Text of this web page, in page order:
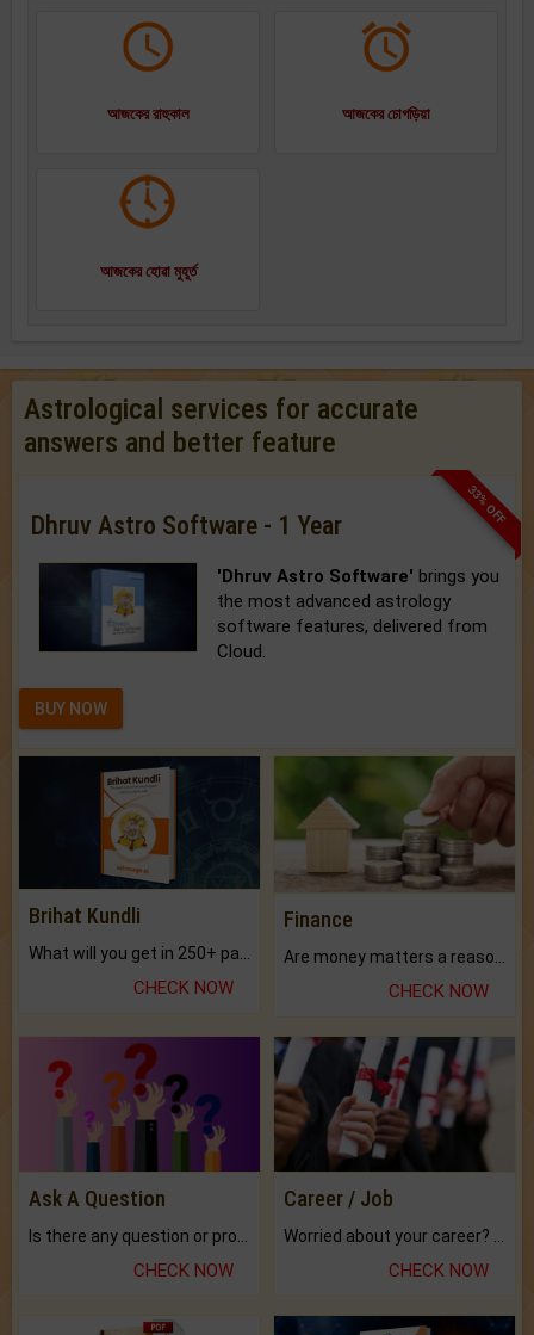
আজকের রাহুকাল আজকের চোগড়িয়া
আজকের হোৱা মুহূর্ত
Astrological services for accurate
answers and better feature
33% OFF
Dhruv Astro Software - 1 Year
'Dhruv Astro Software' brings you
the most advanced astrology
software features, delivered from
Cloud.
BUY NOW
Brihat Kundli
CHECK NOW
Finance
CHECK NOW
Ask A Question
CHECK NOW
Career / Job
CHECK NOW